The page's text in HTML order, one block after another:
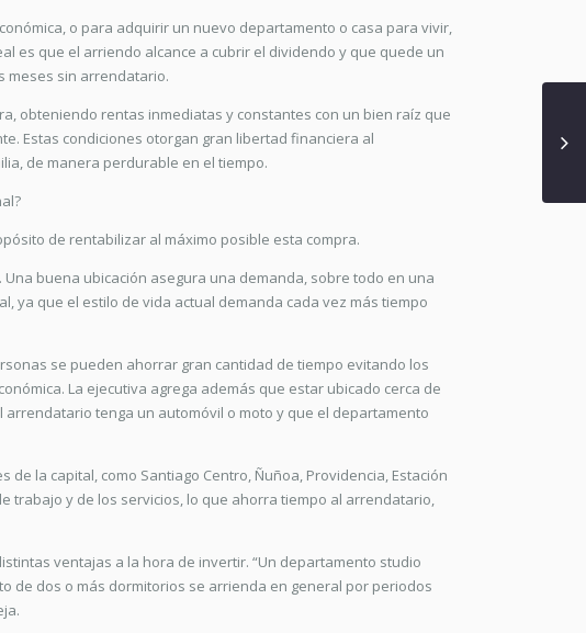
o para adquirir un nuevo departamento o casa para vivir,
es que el arriendo alcance a cubrir el dividendo y que quede un
meses sin arrendatario.
obteniendo rentas inmediatas y constantes con un bien raíz que
Estas condiciones otorgan gran libertad financiera al
de manera perdurable en el tiempo.
de rentabilizar al máximo posible esta compra.
buena ubicación asegura una demanda, sobre todo en una
ya que el estilo de vida actual demanda cada vez más tiempo
se pueden ahorrar gran cantidad de tiempo evitando los
La ejecutiva agrega además que estar ubicado cerca de
tenga un automóvil o moto y que el departamento
la capital, como Santiago Centro, Ñuñoa, Providencia, Estación
trabajo y de los servicios, lo que ahorra tiempo al arrendatario,
ventajas a la hora de invertir. “Un departamento studio
de dos o más dormitorios se arrienda en general por periodos